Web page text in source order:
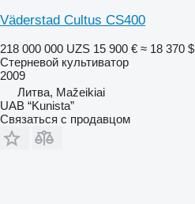
Väderstad Cultus CS400
218 000 000 UZS 15 900 € ≈ 18 370 $
Стерневой культиватор
2009
Литва, Mažeikiai
UAB “Kunista”
Связаться с продавцом